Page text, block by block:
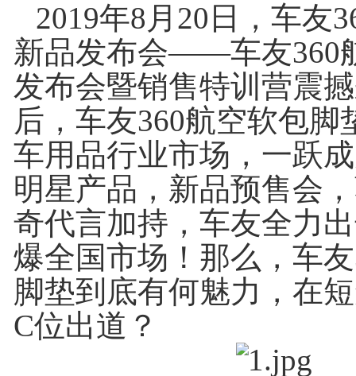
2019年8月20日，车友
新品发布会——车友360
发布会暨销售特训营震
后，车友360航空软包脚
车用品行业市场，一跃
明星产品，新品预售会
奇代言加持，车友全力
爆全国市场！那么，车
脚垫到底有何魅力，在
C位出道？